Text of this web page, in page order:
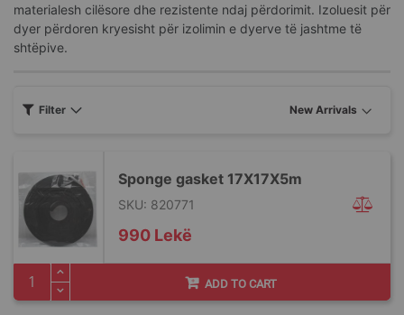
materialesh cilësore dhe rezistente ndaj përdorimit. Izoluesit për
dyer përdoren kryesisht për izolimin e dyerve të jashtme të
shtëpive.
Sponge gasket 17X17X5m
SKU: 820771
990 Lekë
ADD TO CART
Filter